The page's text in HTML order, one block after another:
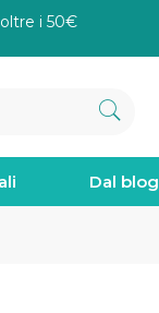
oltre i 50€
Dal blog